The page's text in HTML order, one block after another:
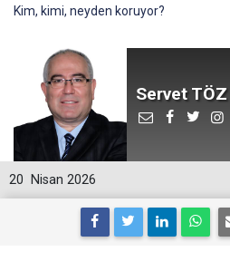
Kim, kimi, neyden koruyor?
Servet TÖZ
20 Nisan 2026